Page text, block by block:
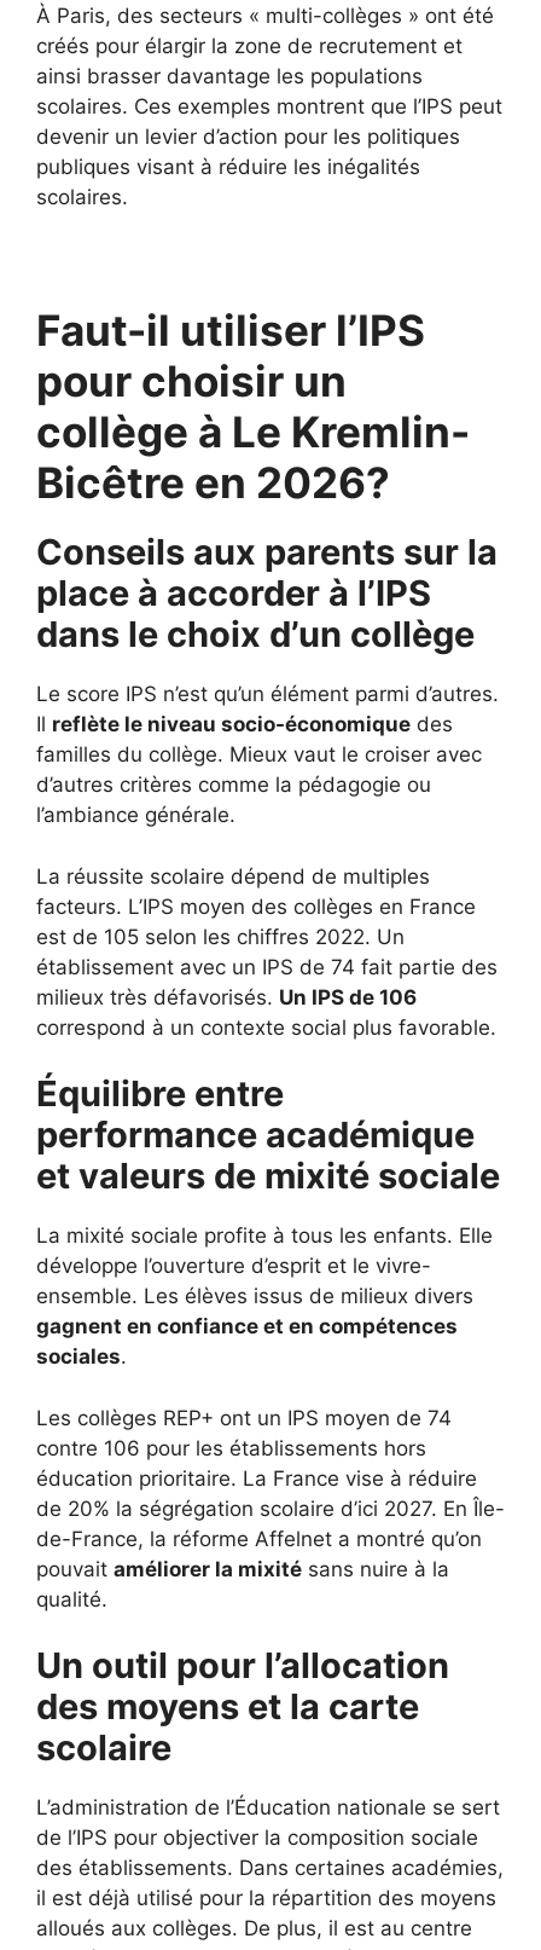
À Paris, des secteurs « multi-collèges » ont été
créés pour élargir la zone de recrutement et
ainsi brasser davantage les populations
scolaires. Ces exemples montrent que l’IPS peut
devenir un levier d’action pour les politiques
publiques visant à réduire les inégalités
scolaires.
Faut-il utiliser l’IPS
pour choisir un
collège à Le Kremlin-
Bicêtre en 2026?
Conseils aux parents sur la
place à accorder à l’IPS
dans le choix d’un collège
Le score IPS n’est qu’un élément parmi d’autres.
Il reflète le niveau socio-économique des
familles du collège. Mieux vaut le croiser avec
d’autres critères comme la pédagogie ou
l’ambiance générale.
La réussite scolaire dépend de multiples
facteurs. L’IPS moyen des collèges en France
est de 105 selon les chiffres 2022. Un
établissement avec un IPS de 74 fait partie des
milieux très défavorisés. Un IPS de 106
correspond à un contexte social plus favorable.
Équilibre entre
performance académique
et valeurs de mixité sociale
La mixité sociale profite à tous les enfants. Elle
développe l’ouverture d’esprit et le vivre-
ensemble. Les élèves issus de milieux divers
gagnent en confiance et en compétences
sociales.
Les collèges REP+ ont un IPS moyen de 74
contre 106 pour les établissements hors
éducation prioritaire. La France vise à réduire
de 20% la ségrégation scolaire d’ici 2027. En Île-
de-France, la réforme Affelnet a montré qu’on
pouvait améliorer la mixité sans nuire à la
qualité.
Un outil pour l’allocation
des moyens et la carte
scolaire
L’administration de l’Éducation nationale se sert
de l’IPS pour objectiver la composition sociale
des établissements. Dans certaines académies,
il est déjà utilisé pour la répartition des moyens
alloués aux collèges. De plus, il est au centre